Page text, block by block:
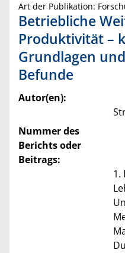
Art der Publikation:
Betriebliche
Produktivität –
Grundlagen
Befunde
Autor(en):
Nummer des
Berichts oder
Beitrags:
1.